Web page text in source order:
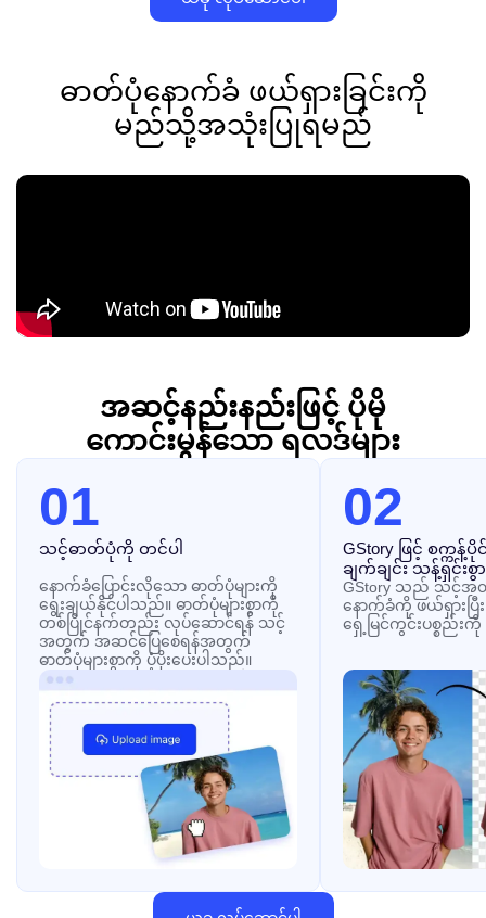
ဓာတ်ပုံနောက်ခံ ဖယ်ရှားခြင်းကို
မည်သို့အသုံးပြုရမည်
အဆင့်နည်းနည်းဖြင့် ပိုမို
ကောင်းမွန်သော ရလဒ်များ
01
သင့်ဓာတ်ပုံကို တင်ပါ
နောက်ခံပြောင်းလိုသော ဓာတ်ပုံများကို
ရွေးချယ်နိုင်ပါသည်။ ဓာတ်ပုံများစွာကို
တစ်ပြိုင်နက်တည်း လုပ်ဆောင်ရန် သင့်
အတွက် အဆင်ပြေစေရန်အတွက်
ဓာတ်ပုံများစွာကို ပံ့ပိုးပေးပါသည်။
02
GStory ဖြင့် စက္ကန့်
ချက်ချင်း သန့်ရှင်းစွ
GStory သည် သင့်အ
နောက်ခံကို ဖယ်ရှားပြီ
ရှေ့မြင်ကွင်းပစ္စည်း